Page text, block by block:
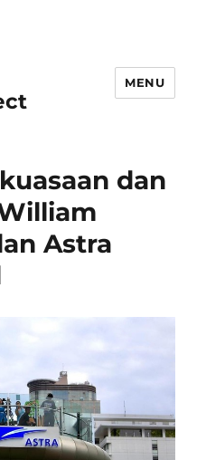
MENU
dan
Astra